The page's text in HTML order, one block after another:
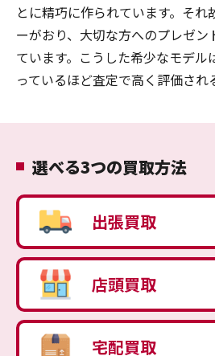
とに精巧に作られています。それ
ーがおり、大切な方へのプレゼ
ています。こうした希少なモデル
っているほど査定で高く評価され
選べる3つの買取方法
出張買取
店頭買取
宅配買取